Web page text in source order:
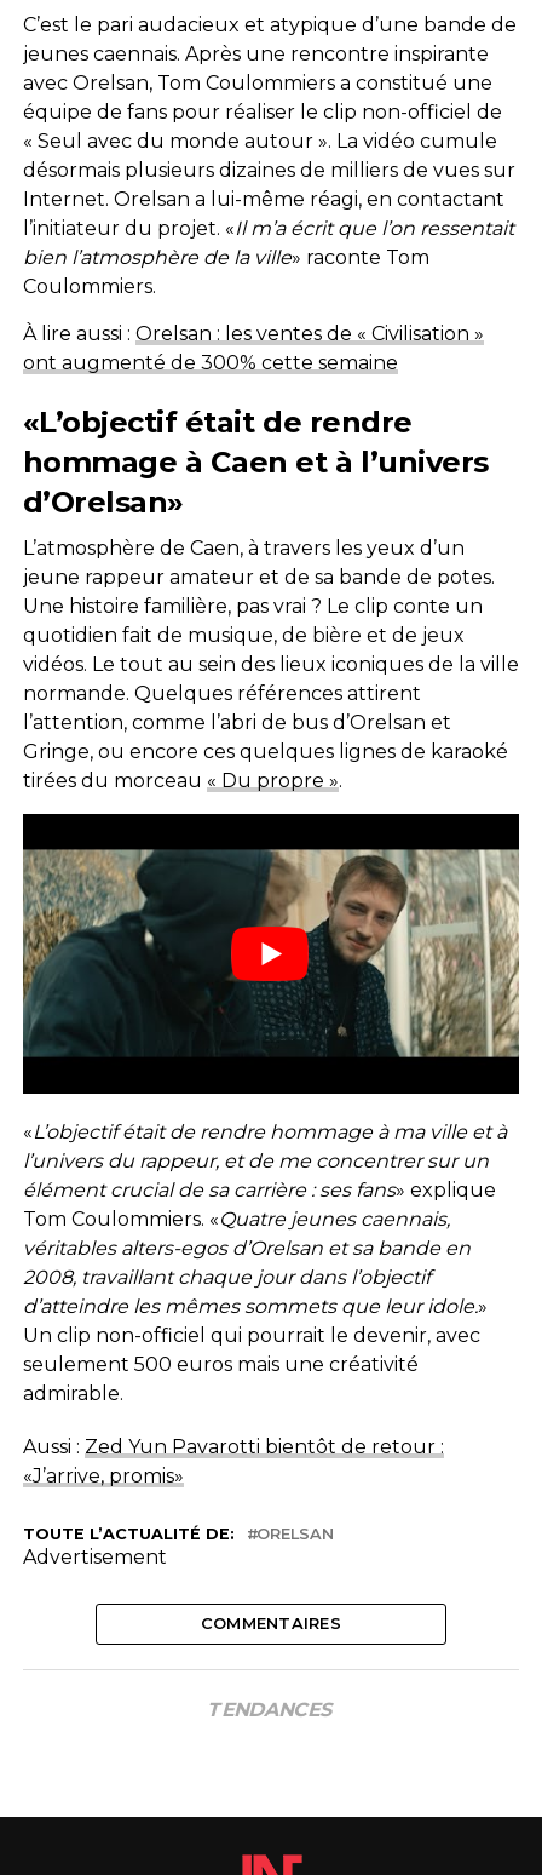
C’est le pari audacieux et atypique d’une bande de
jeunes caennais. Après une rencontre inspirante
avec Orelsan, Tom Coulommiers a constitué une
équipe de fans pour réaliser le clip non-officiel de
« Seul avec du monde autour ». La vidéo cumule
désormais plusieurs dizaines de milliers de vues sur
Internet. Orelsan a lui-même réagi, en contactant
l’initiateur du projet. «Il m’a écrit que l’on ressentait
bien l’atmosphère de la ville» raconte Tom
Coulommiers.
À lire aussi : Orelsan : les ventes de « Civilisation »
ont augmenté de 300% cette semaine
«L’objectif était de rendre
hommage à Caen et à l’univers
d’Orelsan»
L’atmosphère de Caen, à travers les yeux d’un
jeune rappeur amateur et de sa bande de potes.
Une histoire familière, pas vrai ? Le clip conte un
quotidien fait de musique, de bière et de jeux
vidéos. Le tout au sein des lieux iconiques de la ville
normande. Quelques références attirent
l’attention, comme l’abri de bus d’Orelsan et
Gringe, ou encore ces quelques lignes de karaoké
tirées du morceau « Du propre ».
«L’objectif était de rendre hommage à ma ville et à
l’univers du rappeur, et de me concentrer sur un
élément crucial de sa carrière : ses fans» explique
Tom Coulommiers. «Quatre jeunes caennais,
véritables alters-egos d’Orelsan et sa bande en
2008, travaillant chaque jour dans l’objectif
d’atteindre les mêmes sommets que leur idole.»
Un clip non-officiel qui pourrait le devenir, avec
seulement 500 euros mais une créativité
admirable.
Aussi : Zed Yun Pavarotti bientôt de retour :
«J’arrive, promis»
TOUTE L’ACTUALITÉ DE: ORELSAN
Advertisement
COMMENTAIRES
TENDANCES